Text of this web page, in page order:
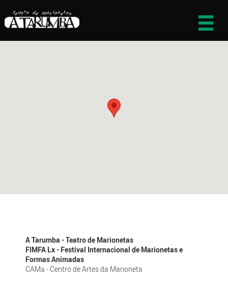
A Tarumba - Teatro de Marionetas
FIMFA Lx - Festival Internacional de Marionetas e
Formas Animadas
CAMa - Centro de Artes da Marioneta